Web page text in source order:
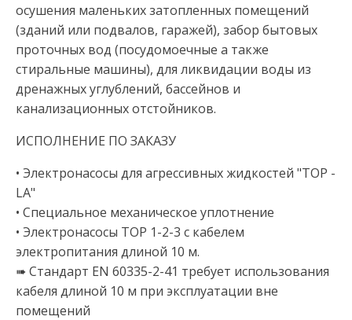
осушения маленьких затопленных помещений
(зданий или подвалов, гаражей), забор бытовых
проточных вод (посудомоечные а также
стиральные машины), для ликвидации воды из
дренажных углублений, бассейнов и
канализационных отстойников.
ИСПОЛНЕНИЕ ПО ЗАКАЗУ
• Электронасосы для агрессивных жидкостей "TOP -
LA"
• Специальное механическое уплотнение
• Электронасосы TOP 1-2-3 с кабелем
электропитания длиной 10 м.
➠ Стандарт EN 60335-2-41 требует использования
кабеля длиной 10 м при эксплуатации вне
помещений